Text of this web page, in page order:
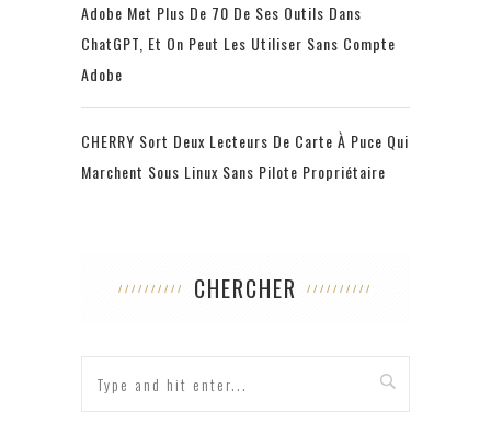
Adobe Met Plus De 70 De Ses Outils Dans
ChatGPT, Et On Peut Les Utiliser Sans Compte
Adobe
CHERRY Sort Deux Lecteurs De Carte À Puce Qui
Marchent Sous Linux Sans Pilote Propriétaire
CHERCHER